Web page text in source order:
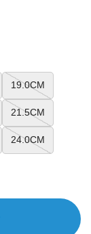
19.0CM
21.5CM
24.0CM